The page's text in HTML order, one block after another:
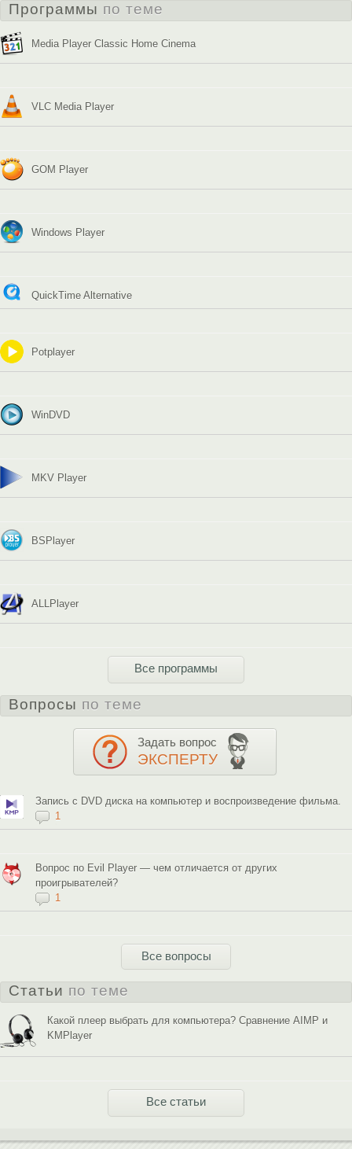
Программы по теме
Media Player Classic Home Cinema
VLC Media Player
GOM Player
Windows Player
QuickTime Alternative
Potplayer
WinDVD
MKV Player
BSPlayer
ALLPlayer
Все программы
Вопросы по теме
Задать вопрос
ЭКСПЕРТУ
Запись с DVD диска на компьютер и воспроизведение фильма.
1
Вопрос по Evil Player — чем отличается от других
проигрывателей?
1
Все вопросы
Статьи по теме
Какой плеер выбрать для компьютера? Сравнение AIMP и
KMPlayer
Все статьи